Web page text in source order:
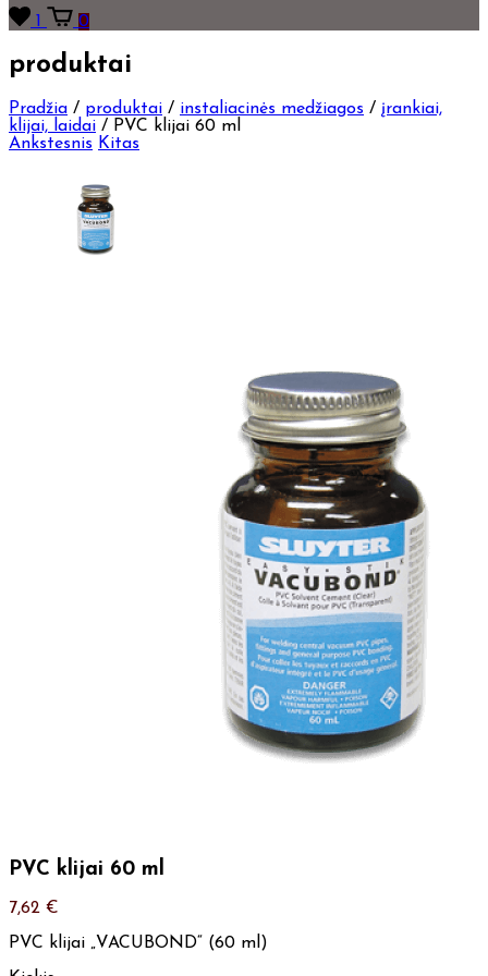
0
produktai
Pradžia / produktai / instaliacinės medžiagos / įrankiai,
klijai, laidai / PVC klijai 60 ml
Ankstesnis Kitas
PVC klijai 60 ml
7,62 €
PVC klijai „VACUBOND“ (60 ml)